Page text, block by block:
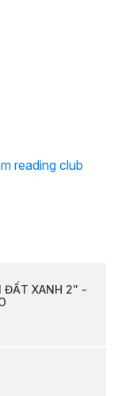
reading club
ĐẤT XANH 2” -